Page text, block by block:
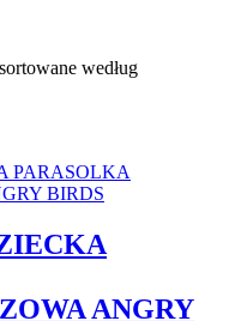
według
ANGRY